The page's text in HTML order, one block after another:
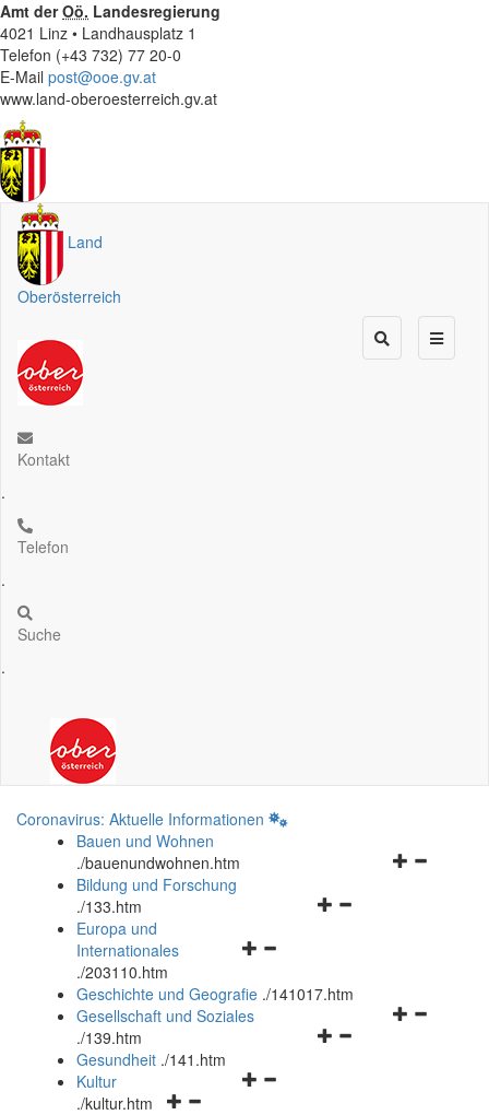
Amt derOö. Landesregierung
4021 Linz • Landhausplatz 1
Telefon (+43 732) 77 20-0
E-Mail post@ooe.gv.at
www.land-oberoesterreich.gv.at
Land
Oberösterreich
Kontakt
.
Telefon
.
Suche
.
Coronavirus: Aktuelle Informationen
Bauen und Wohnen
./bauenundwohnen.htm
Navigationsmenü
Bildung und Forschung
./133.htm
Navigationsmenü
und
schließen
Europa und
Internationales
./203110.htm
Geschichte und Geografie ./141017.htm
Navigationsmenü
Gesellschaft und Soziales
./139.htm
Navigationsmenü
Gesundheit ./141.htm
Navigationsmenü
Kultur
./kultur.htm